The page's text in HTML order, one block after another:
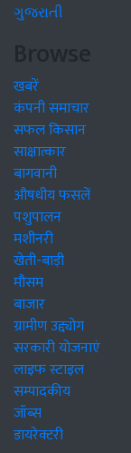
ગુજરાતી
Browse
खबरें
कंपनी समाचार
सफल किसान
साक्षात्कार
बागवानी
औषधीय फसलें
पशुपालन
मशीनरी
खेती-बाड़ी
मौसम
बाजार
ग्रामीण उद्द्योग
सरकारी योजनाएं
लाइफ स्टाइल
सम्पादकीय
जॉब्स
डायरेक्टरी